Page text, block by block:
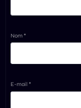
Nom*
E-mail*